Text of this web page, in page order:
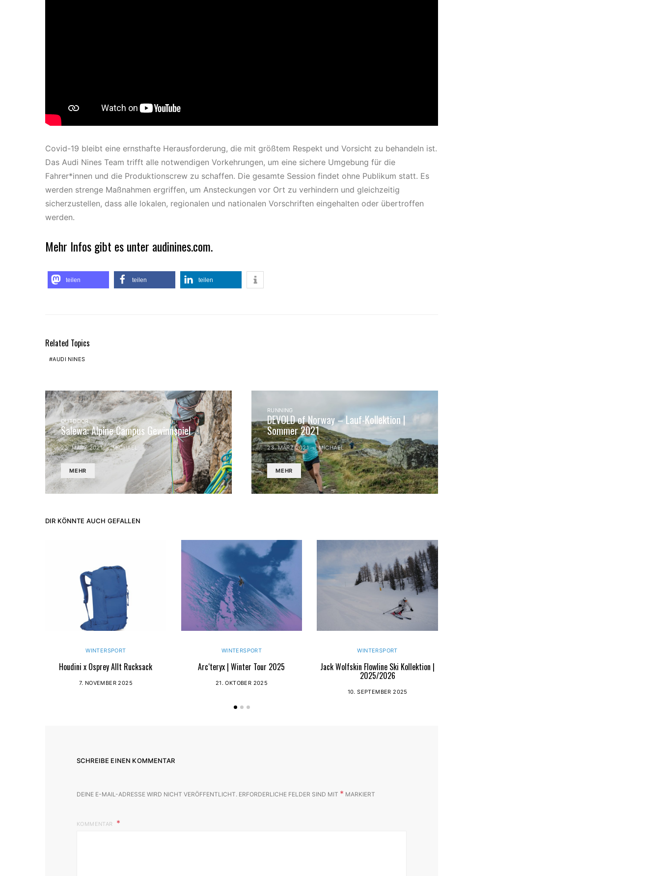
Covid-19 bleibt eine ernsthafte Herausforderung, die mit größtem Respekt und Vorsicht zu behandeln ist.
Das Audi Nines Team trifft alle notwendigen Vorkehrungen, um eine sichere Umgebung für die
Fahrer*innen und die Produktionscrew zu schaffen. Die gesamte Session findet ohne Publikum statt. Es
werden strenge Maßnahmen ergriffen, um Ansteckungen vor Ort zu verhindern und gleichzeitig
sicherzustellen, dass alle lokalen, regionalen und nationalen Vorschriften eingehalten oder übertroffen
werden.
Mehr Infos gibt es unter audinines.com.
teilen teilen teilen
Related Topics
AUDI NINES
OUTDOOR
Salewa: Alpine Campus Gewinnspiel
23. MÄRZ 2021 MICHAEL
MEHR
RUNNING
DEVOLD of Norway – Lauf-Kollektion |
Sommer 2021
23. MÄRZ 2021 MICHAEL
MEHR
DIR KÖNNTE AUCH GEFALLEN
WINTERSPORT
Houdini x Osprey Allt Rucksack
7. NOVEMBER 2025
WINTERSPORT
Arc‘teryx | Winter Tour 2025
21. OKTOBER 2025
WINTERSPORT
Jack Wolfskin Flowline Ski Kollektion |
2025/2026
10. SEPTEMBER 2025
SCHREIBE EINEN KOMMENTAR
DEINE E-MAIL-ADRESSE WIRD NICHT VERÖFFENTLICHT. ERFORDERLICHE FELDER SIND MIT * MARKIERT
KOMMENTAR